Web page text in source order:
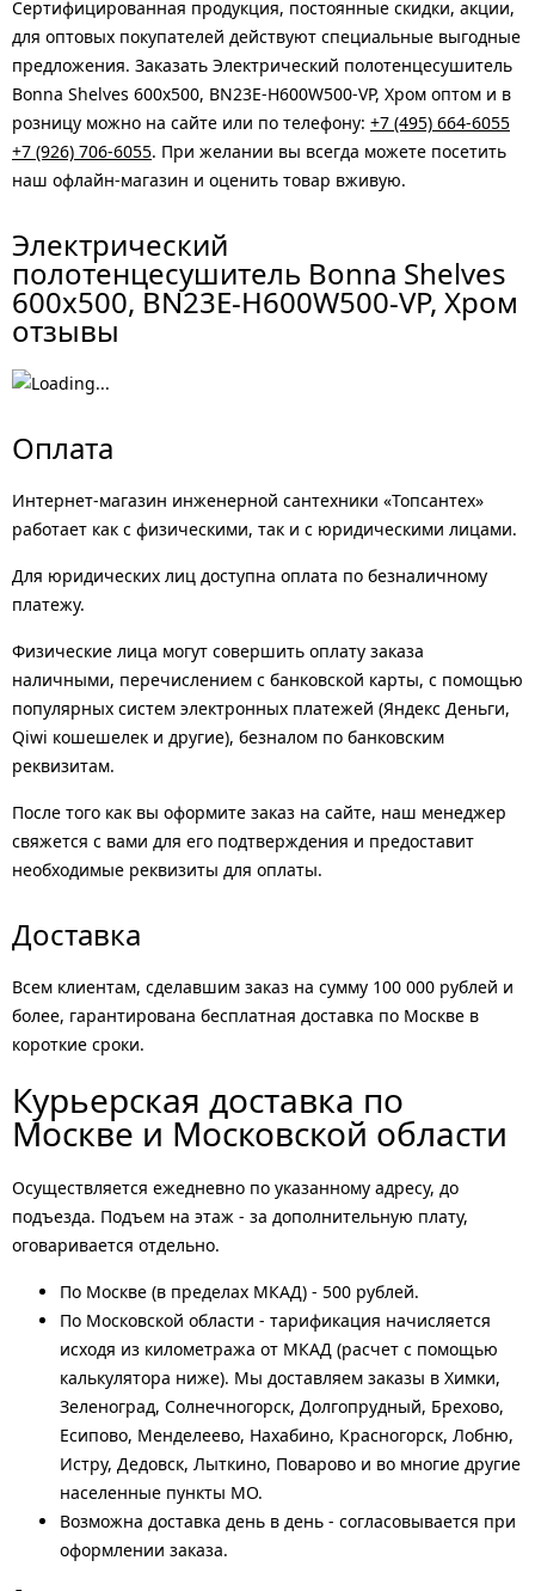
Сертифицированная продукция, постоянные скидки, акции,
для оптовых покупателей действуют специальные выгодные
предложения. Заказать Электрический полотенцесушитель
Bonna Shelves 600x500, BN23E-H600W500-VP, Хром оптом и в
розницу можно на сайте или по телефону: +7 (495) 664-6055
+7 (926) 706-6055. При желании вы всегда можете посетить
наш офлайн-магазин и оценить товар вживую.
Электрический
полотенцесушитель Bonna Shelves
600x500, BN23E-H600W500-VP, Хром
отзывы
Оплата
Интернет-магазин инженерной сантехники «Топсантех»
работает как с физическими, так и с юридическими лицами.
Для юридических лиц доступна оплата по безналичному
платежу.
Физические лица могут совершить оплату заказа
наличными, перечислением с банковской карты, с помощью
популярных систем электронных платежей (Яндекс Деньги,
Qiwi кошешелек и другие), безналом по банковским
реквизитам.
После того как вы оформите заказ на сайте, наш менеджер
свяжется с вами для его подтверждения и предоставит
необходимые реквизиты для оплаты.
Доставка
Всем клиентам, сделавшим заказ на сумму 100 000 рублей и
более, гарантирована бесплатная доставка по Москве в
короткие сроки.
Курьерская доставка по
Москве и Московской области
Осуществляется ежедневно по указанному адресу, до
подъезда. Подъем на этаж - за дополнительную плату,
оговаривается отдельно.
По Москве (в пределах МКАД) - 500 рублей.
По Московской области - тарификация начисляется
исходя из километража от МКАД (расчет с помощью
калькулятора ниже). Мы доставляем заказы в Химки,
Зеленоград, Солнечногорск, Долгопрудный, Брехово,
Есипово, Менделеево, Нахабино, Красногорск, Лобню,
Истру, Дедовск, Лыткино, Поварово и во многие другие
населенные пункты МО.
Возможна доставка день в день - согласовывается при
оформлении заказа.